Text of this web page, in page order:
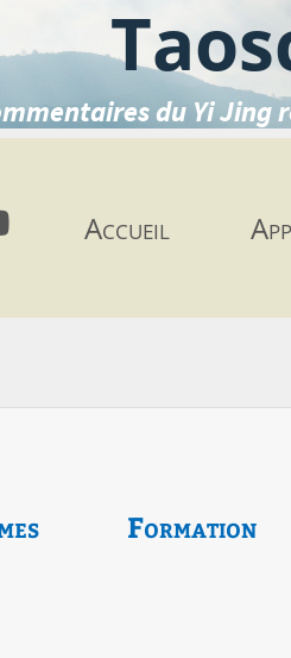
du Yi
Accueil
Formation